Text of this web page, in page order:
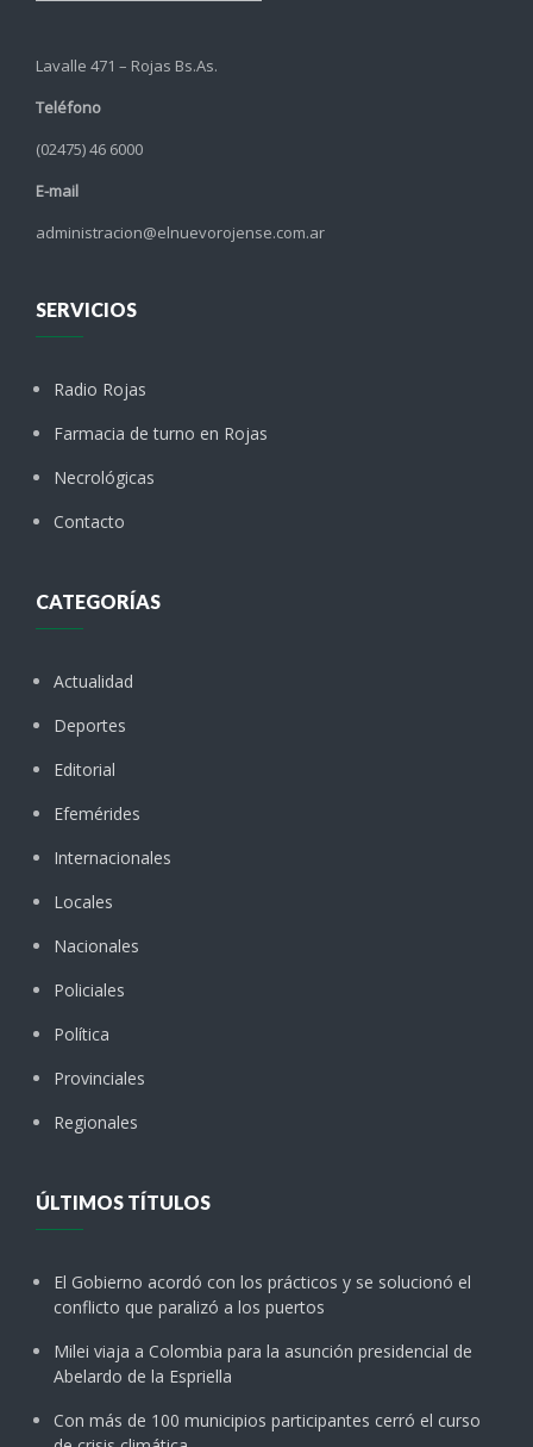
Lavalle 471 – Rojas Bs.As.
Teléfono
(02475) 46 6000
E-mail
administracion@elnuevorojense.com.ar
SERVICIOS
Radio Rojas
Farmacia de turno en Rojas
Necrológicas
Contacto
CATEGORÍAS
Actualidad
Deportes
Editorial
Efemérides
Internacionales
Locales
Nacionales
Policiales
Política
Provinciales
Regionales
ÚLTIMOS TÍTULOS
El Gobierno acordó con los prácticos y se solucionó el
conflicto que paralizó a los puertos
Milei viaja a Colombia para la asunción presidencial de
Abelardo de la Espriella
Con más de 100 municipios participantes cerró el curso